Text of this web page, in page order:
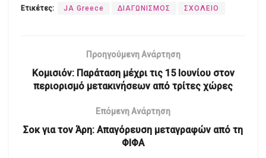
Ετικέτες: JA Greece ΔΙΑΓΩΝΙΣΜΟΣ ΣΧΟΛΕΙΟ
Προηγούμενη Ανάρτηση
Κομισιόν: Παράταση μέχρι τις 15 Ιουνίου στον
περιορισμό μετακινήσεων από τρίτες χώρες
Επόμενη Ανάρτηση
Σοκ για τον Άρη: Απαγόρευση μεταγραφών από τη
ΦΙΦΑ